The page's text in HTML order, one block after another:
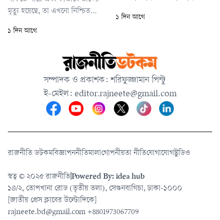
মৃত্যু হয়েছে, তা এখনো নিশ্চিত
স্বজনদের দাবি, এটি একটি
পরিবারের তিন সদস্যের মৃত্যুর
খবরে হাজারো মানুষ ওই বাড়িতে
ভিড় জমায় এবং পুরো এলাকায়
শোকের ছায়া নেমে আসে। স্বজন ও
প্রতিবেশীদের কান
১ দিন আগে
গয়াবাড়ী ও জলঢাকা উপজেলার
করতে শুরু করেছে।
১ দিন আগে
সম্পাদক ও প্রকাশক: শরিফুজ্জামান পিন্টু
ই-মেইল: editor.rajneete@gmail.com
রাজনীতি ডটকমবিজ্ঞাপননীতিমালাগোপনীয়তা নীতিযোগাযোগস্টুডিও
স্বত্ব © ২০২৫ রাজনীতিPowered By: idea hub
১৪/২, তোপখানা রোড (তৃতীয় তলা), সেগুনবাগিচা, ঢাকা-১০০০
[জাতীয় প্রেস ক্লাবের উল্টোদিকে]
rajneete.bd@gmail.com +8801973067709